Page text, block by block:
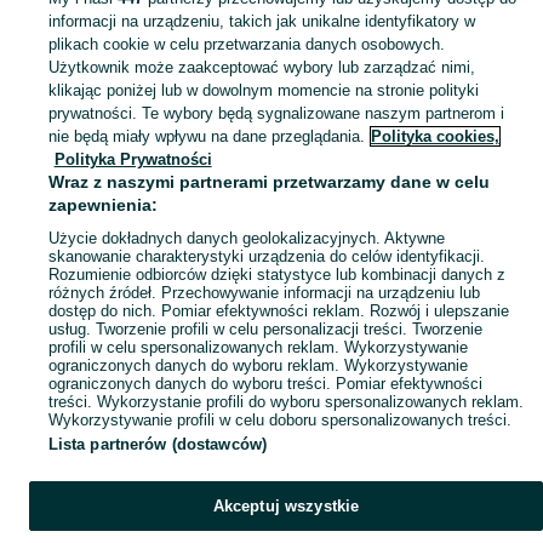
KATEGORIA
Skorzystaj z największego serwisu ogłoszeniowego - Skoczków i okolice! Kupuj to, czego pragniesz i sprzedawaj to, czego już nie potrzebujesz! Zobacz
Mapa kategorii
Mapa miejscowości
Mapa ministron
Popularne wyszukiwania
informacji na urządzeniu, takich jak unikalne identyfikatory w
plikach cookie w celu przetwarzania danych osobowych.
Użytkownik może zaakceptować wybory lub zarządzać nimi,
klikając poniżej lub w dowolnym momencie na stronie polityki
prywatności. Te wybory będą sygnalizowane naszym partnerom i
nie będą miały wpływu na dane przeglądania. Polityka cookies,
Polityka Prywatności
Wraz z naszymi partnerami przetwarzamy dane w celu
zapewnienia:
Użycie dokładnych danych geolokalizacyjnych. Aktywne
skanowanie charakterystyki urządzenia do celów identyfikacji.
Rozumienie odbiorców dzięki statystyce lub kombinacji danych z
różnych źródeł. Przechowywanie informacji na urządzeniu lub
dostęp do nich. Pomiar efektywności reklam. Rozwój i ulepszanie
usług. Tworzenie profili w celu personalizacji treści. Tworzenie
profili w celu spersonalizowanych reklam. Wykorzystywanie
ograniczonych danych do wyboru reklam. Wykorzystywanie
ograniczonych danych do wyboru treści. Pomiar efektywności
treści. Wykorzystanie profili do wyboru spersonalizowanych reklam.
Wykorzystywanie profili w celu doboru spersonalizowanych treści.
Lista partnerów (dostawców)
Akceptuj wszystkie